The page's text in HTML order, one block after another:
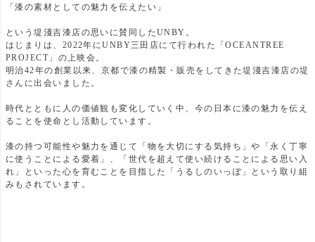
「漆の素材としての魅力を伝えたい」
という 堤淺吉漆店の思いに賛同したUNBY。
はじまりは、2022年にUNBY三田店にて行われた「OCEANTREE
PROJECT」の上映会。
明治42年の創業以来、京都で漆の精製・販売をしてきた堤淺吉漆店の堤
さんに出会いました。
時代とともに人の価値観も変化していく中、今の日本に漆の魅力を伝え
ることを使命とし活動しています。
漆の持つ可能性や魅力を通じて「物を大切にする気持ち」や「永く丁寧
に使うことによる愛着」、「世代を超えて使い続けることによる思い入
れ」といった心を育むことを目指した「うるしのいっぽ」という取り組
みもされています。